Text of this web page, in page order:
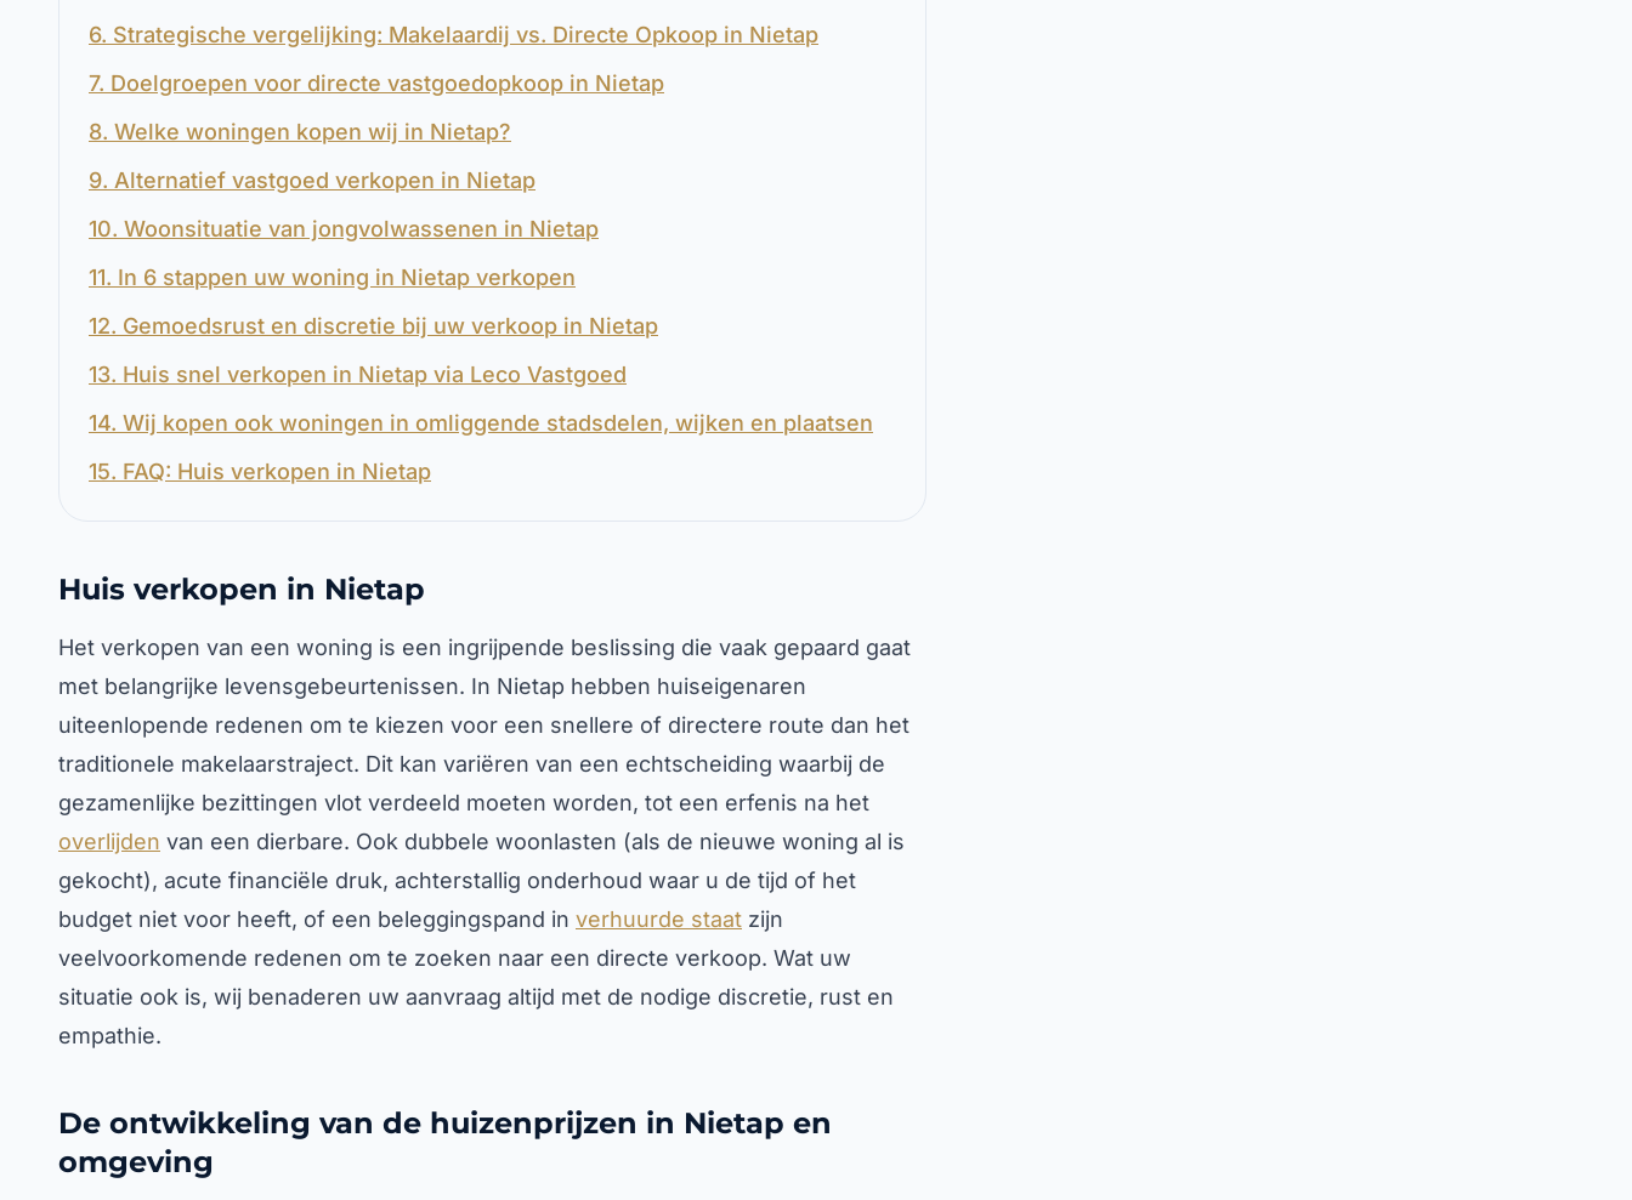
6. Strategische vergelijking: Makelaardij vs. Directe Opkoop in Nietap
7. Doelgroepen voor directe vastgoedopkoop in Nietap
8. Welke woningen kopen wij in Nietap?
9. Alternatief vastgoed verkopen in Nietap
10. Woonsituatie van jongvolwassenen in Nietap
11. In 6 stappen uw woning in Nietap verkopen
12. Gemoedsrust en discretie bij uw verkoop in Nietap
13. Huis snel verkopen in Nietap via Leco Vastgoed
14. Wij kopen ook woningen in omliggende stadsdelen, wijken en plaatsen
15. FAQ: Huis verkopen in Nietap
Huis verkopen in Nietap
Het verkopen van een woning is een ingrijpende beslissing die vaak gepaard gaat
met belangrijke levensgebeurtenissen. In Nietap hebben huiseigenaren
uiteenlopende redenen om te kiezen voor een snellere of directere route dan het
traditionele makelaarstraject. Dit kan variëren van een echtscheiding waarbij de
gezamenlijke bezittingen vlot verdeeld moeten worden, tot een erfenis na het
overlijden van een dierbare. Ook dubbele woonlasten (als de nieuwe woning al is
gekocht), acute financiële druk, achterstallig onderhoud waar u de tijd of het
budget niet voor heeft, of een beleggingspand in verhuurde staat zijn
veelvoorkomende redenen om te zoeken naar een directe verkoop. Wat uw
situatie ook is, wij benaderen uw aanvraag altijd met de nodige discretie, rust en
empathie.
De ontwikkeling van de huizenprijzen in Nietap en
omgeving